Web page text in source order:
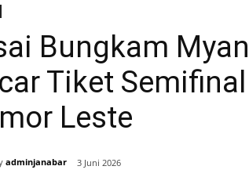
Bungkam
Tiket
Leste
adminjanabar 3 Juni 2026